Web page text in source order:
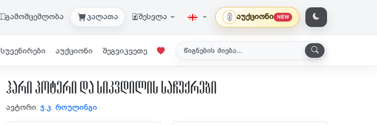
გამომცემლობა კალათა შესვლა აუქციონი NEW
სუვენირები აუქციონი შეგვიკვეთე
ჰარი პოტერი და სიკვდილის საჩუქრები
ავტორი: ჯ.კ. როულინგი